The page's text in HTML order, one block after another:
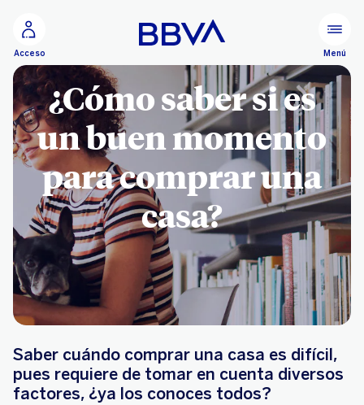
Acceso Menú
¿Cómo saber si es
un buen momento
para comprar una
casa?
Saber cuándo comprar una casa es difícil,
pues requiere de tomar en cuenta diversos
factores, ¿ya los conoces todos?